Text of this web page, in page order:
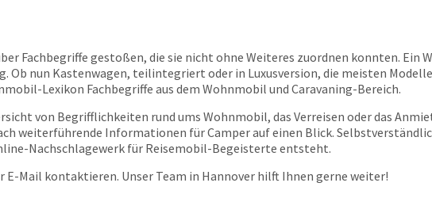
Fachbegriffe gestoßen, die sie nicht ohne Weiteres zuordnen konnten. Ein
Ob nun Kastenwagen, teilintegriert oder in Luxusversion, die meisten
Lexikon Fachbegriffe aus dem Wohnmobil und Caravaning-Bereich.
von Begrifflichkeiten rund ums Wohnmobil, das Verreisen oder das
weiterführende Informationen für Camper auf einen Blick.
Nachschlagewerk für Reisemobil-Begeisterte entsteht.
Mail kontaktieren. Unser Team in Hannover hilft Ihnen gerne weiter!